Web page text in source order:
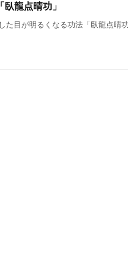
龍点晴功」
た目が明るくなる功法「臥龍点晴